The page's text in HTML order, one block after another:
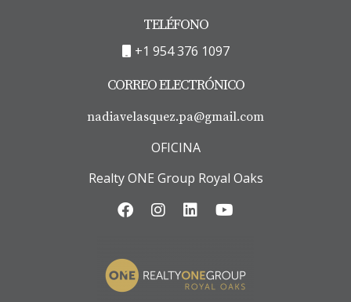
TELÉFONO
+1 954 376 1097
CORREO ELECTRÓNICO
nadiavelasquez.pa@gmail.com
OFICINA
Realty ONE Group Royal Oaks